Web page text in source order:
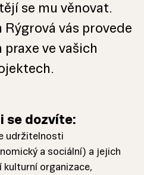
se mu věnovat.
vás provede
ve vašich
se dozvíte:
udržitelnosti
a sociální) a jejich
organizace,